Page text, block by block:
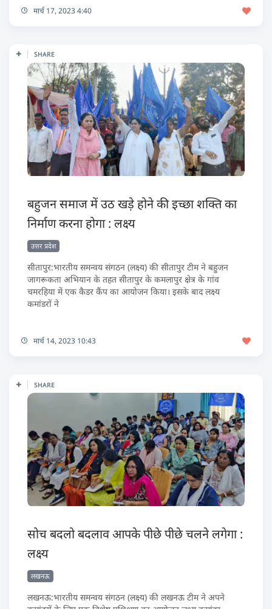
मार्च 17, 2023 4:40
SHARE
बहुजन समाज में उठ खड़े होने की इच्छा शक्ति का
निर्माण करना होगा : लक्ष्य
उत्तर प्रदेश
सीतापुर:भारतीय समन्वय संगठन (लक्ष्य) की सीतापुर टीम ने बहुजन
जागरूकता अभियान के तहत सीतापुर के कमलापुर क्षेत्र के गांव
चमरहिया में एक कैडर कैंप का आयोजन किया। इसके बाद लक्ष्य
कमांडरों ने
मार्च 14, 2023 10:43
SHARE
सोच बदलो बदलाव आपके पीछे पीछे चलने लगेगा :
लक्ष्य
लखनऊ
लखनऊ:भारतीय समन्वय संगठन (लक्ष्य) की लखनऊ टीम ने अपने